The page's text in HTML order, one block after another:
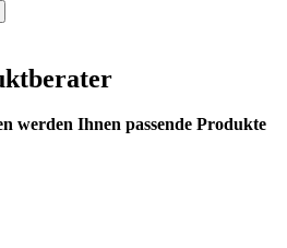
werden Ihnen passende Produkte